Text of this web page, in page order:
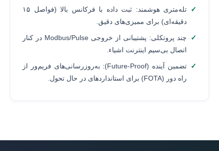
تله‌متری هوشمند: ثبت داده با فرکانس بالا (فواصل ۱۵
دقیقه‌ای) برای ممیزی‌های دقیق.
چند پروتکلی: پشتیبانی از خروجی Modbus/Pulse در کنار
اتصال بی‌سیم اینترنت اشیاء.
تضمین آینده (Future-Proof): به‌روزرسانی‌های فریم‌ور از
راه دور (FOTA) برای استانداردهای در حال تحول.